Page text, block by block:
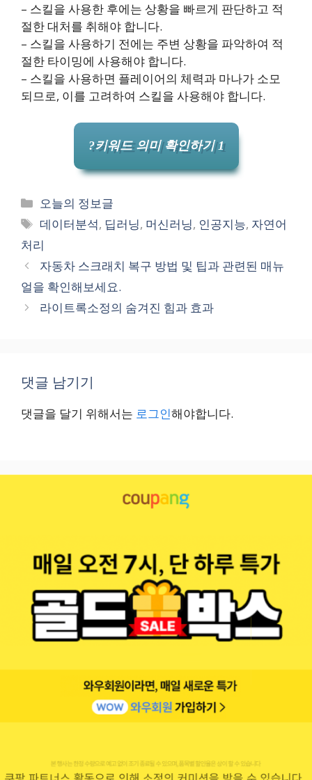
– 스킬을 사용한 후에는 상황을 빠르게 판단하고 적
절한 대처를 취해야 합니다.
– 스킬을 사용하기 전에는 주변 상황을 파악하여 적
절한 타이밍에 사용해야 합니다.
– 스킬을 사용하면 플레이어의 체력과 마나가 소모
되므로, 이를 고려하여 스킬을 사용해야 합니다.
?키워드 의미 확인하기 1
카
테
고
리
오늘의 정보글
태
그
데이터분석, 딥러닝, 머신러닝, 인공지능, 자연어
처리
자동차 스크래치 복구 방법 및 팁과 관련된 매뉴
얼을 확인해보세요.
라이트록소정의 숨겨진 힘과 효과
댓글 남기기
댓글을 달기 위해서는 로그인해야합니다.